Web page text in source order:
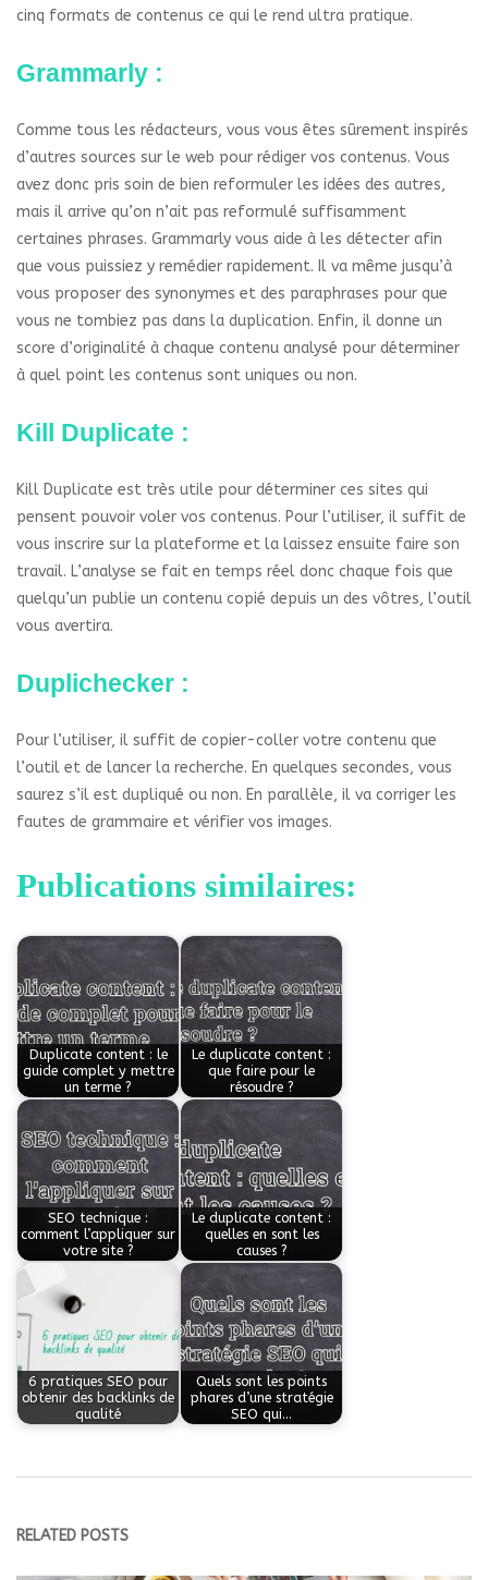
cinq formats de contenus ce qui le rend ultra pratique.
Grammarly :
Comme tous les rédacteurs, vous vous êtes sûrement inspirés
d’autres sources sur le web pour rédiger vos contenus. Vous
avez donc pris soin de bien reformuler les idées des autres,
mais il arrive qu’on n’ait pas reformulé suffisamment
certaines phrases. Grammarly vous aide à les détecter afin
que vous puissiez y remédier rapidement. Il va même jusqu’à
vous proposer des synonymes et des paraphrases pour que
vous ne tombiez pas dans la duplication. Enfin, il donne un
score d’originalité à chaque contenu analysé pour déterminer
à quel point les contenus sont uniques ou non.
Kill Duplicate :
Kill Duplicate est très utile pour déterminer ces sites qui
pensent pouvoir voler vos contenus. Pour l’utiliser, il suffit de
vous inscrire sur la plateforme et la laissez ensuite faire son
travail. L’analyse se fait en temps réel donc chaque fois que
quelqu’un publie un contenu copié depuis un des vôtres, l’outil
vous avertira.
Duplichecker :
Pour l’utiliser, il suffit de copier-coller votre contenu que
l’outil et de lancer la recherche. En quelques secondes, vous
saurez s’il est dupliqué ou non. En parallèle, il va corriger les
fautes de grammaire et vérifier vos images.
Publications similaires:
Duplicate content : le
guide complet y mettre
un terme ?
Le duplicate content :
que faire pour le
résoudre ?
SEO technique :
comment l’appliquer sur
votre site ?
Le duplicate content :
quelles en sont les
causes ?
6 pratiques SEO pour
obtenir des backlinks de
qualité
Quels sont les points
phares d’une stratégie
SEO qui…
RELATED POSTS